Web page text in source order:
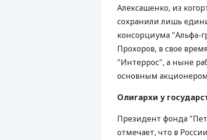
Алексашенко, из
сохранили лишь
консорциума
Прохоров, в свое
"Интеррос", а ныне
основным акционером
Олигархи у
Президент фонда
отмечает, что в